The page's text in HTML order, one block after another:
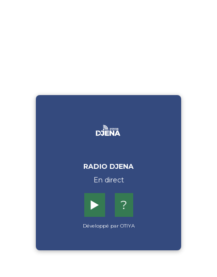
RADIO DJENA
En direct
▶️ ?
Développé par OTIYA